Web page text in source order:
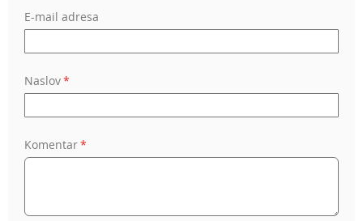
E-mail adresa
Naslov
Komentar